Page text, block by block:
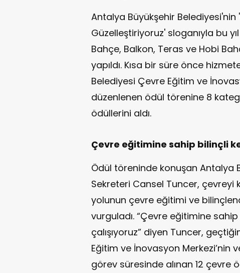
Antalya Büyükşehir
Güzelleştiriyoruz' sloganıyla bu
Bahçe, Balkon, Teras ve Hobi
yapıldı. Kısa bir süre önce
Belediyesi Çevre Eğitim ve
düzenlenen ödül törenine 8
ödüllerini aldı.
Çevre eğitimine sahip bilinçli
Ödül töreninde konuşan Antalya
Sekreteri Cansel Tuncer, çevreyi
yolunun çevre eğitimi ve
vurguladı. “Çevre eğitimine
çalışıyoruz” diyen Tuncer,
Eğitim ve İnovasyon Merkezi’nin
görev süresinde alınan 12 çevre